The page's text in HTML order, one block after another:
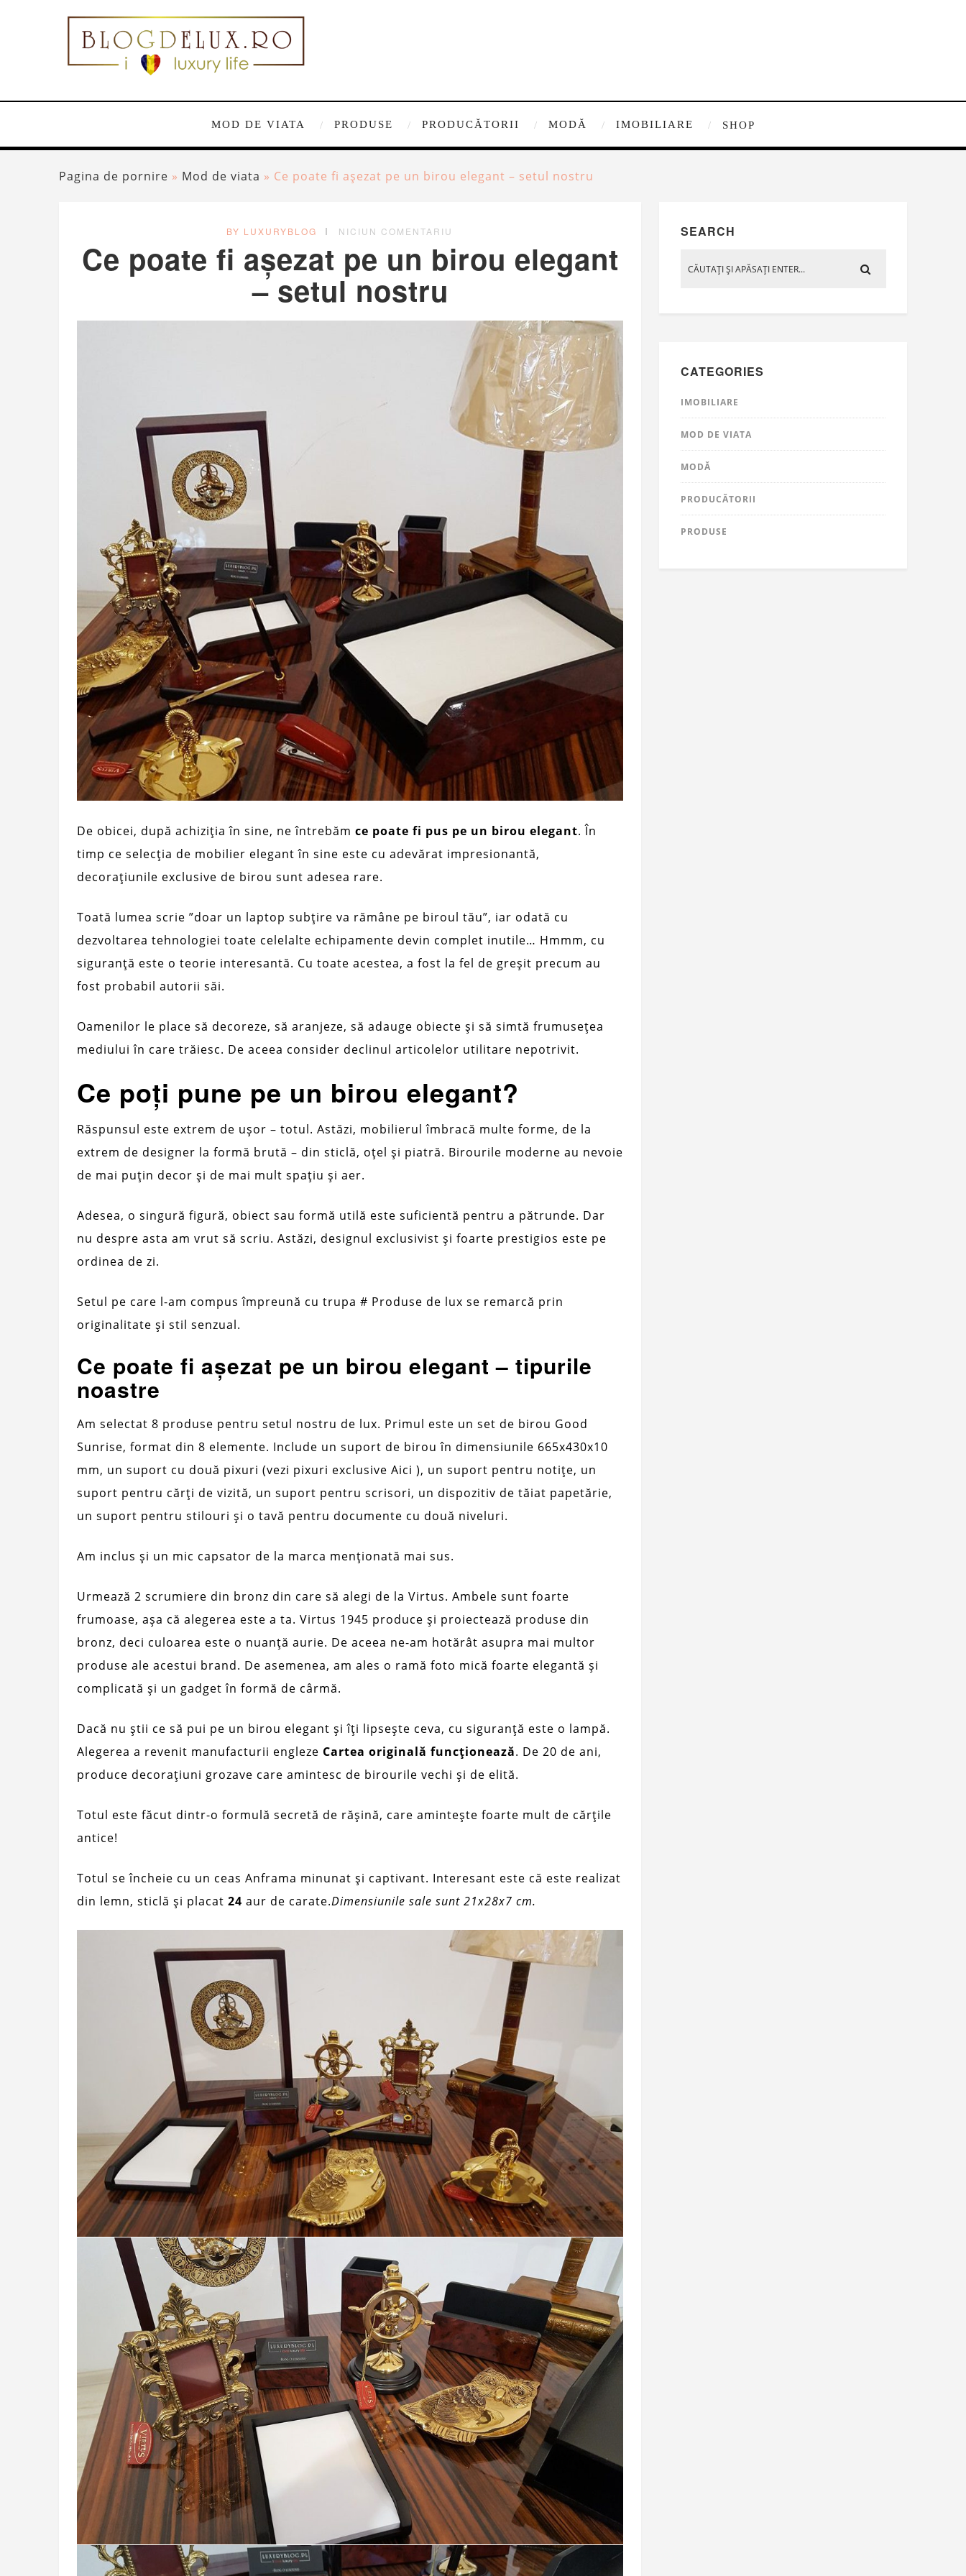
MOD DE VIATA PRODUSE PRODUCĂTORII MODĂ IMOBILIARE SHOP
Pagina de pornire » Mod de viata » Ce poate fi așezat pe un birou elegant – setul nostru
BY LUXURYBLOG NICIUN COMENTARIU
Ce poate fi așezat pe un birou elegant
– setul nostru
De obicei, după achiziția în sine, ne întrebăm ce poate fi pus pe un birou elegant. În
timp ce selecția de mobilier elegant în sine este cu adevărat impresionantă,
decorațiunile exclusive de birou sunt adesea rare.
Toată lumea scrie ”doar un laptop subțire va rămâne pe biroul tău”, iar odată cu
dezvoltarea tehnologiei toate celelalte echipamente devin complet inutile… Hmmm, cu
siguranță este o teorie interesantă. Cu toate acestea, a fost la fel de greșit precum au
fost probabil autorii săi.
Oamenilor le place să decoreze, să aranjeze, să adauge obiecte și să simtă frumusețea
mediului în care trăiesc. De aceea consider declinul articolelor utilitare nepotrivit.
Ce poți pune pe un birou elegant?
Răspunsul este extrem de ușor – totul. Astăzi, mobilierul îmbracă multe forme, de la
extrem de designer la formă brută – din sticlă, oțel și piatră. Birourile moderne au nevoie
de mai puțin decor și de mai mult spațiu și aer.
Adesea, o singură figură, obiect sau formă utilă este suficientă pentru a pătrunde. Dar
nu despre asta am vrut să scriu. Astăzi, designul exclusivist și foarte prestigios este pe
ordinea de zi.
Setul pe care l-am compus împreună cu trupa # Produse de lux se remarcă prin
originalitate și stil senzual.
Ce poate fi așezat pe un birou elegant – tipurile
noastre
Am selectat 8 produse pentru setul nostru de lux. Primul este un set de birou Good
Sunrise, format din 8 elemente. Include un suport de birou în dimensiunile 665x430x10
mm, un suport cu două pixuri (vezi pixuri exclusive Aici ), un suport pentru notițe, un
suport pentru cărți de vizită, un suport pentru scrisori, un dispozitiv de tăiat papetărie,
un suport pentru stilouri și o tavă pentru documente cu două niveluri.
Am inclus și un mic capsator de la marca menționată mai sus.
Urmează 2 scrumiere din bronz din care să alegi de la Virtus. Ambele sunt foarte
frumoase, așa că alegerea este a ta. Virtus 1945 produce și proiectează produse din
bronz, deci culoarea este o nuanță aurie. De aceea ne-am hotărât asupra mai multor
produse ale acestui brand. De asemenea, am ales o ramă foto mică foarte elegantă și
complicată și un gadget în formă de cârmă.
Dacă nu știi ce să pui pe un birou elegant și îți lipsește ceva, cu siguranță este o lampă.
Alegerea a revenit manufacturii engleze Cartea originală funcționează. De 20 de ani,
produce decorațiuni grozave care amintesc de birourile vechi și de elită.
Totul este făcut dintr-o formulă secretă de rășină, care amintește foarte mult de cărțile
antice!
Totul se încheie cu un ceas Anframa minunat și captivant. Interesant este că este realizat
din lemn, sticlă și placat 24 aur de carate.Dimensiunile sale sunt 21x28x7 cm.
SEARCH
CATEGORIES
IMOBILIARE
MOD DE VIATA
MODĂ
PRODUCĂTORII
PRODUSE